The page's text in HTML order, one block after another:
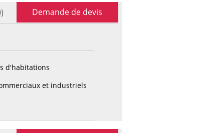
Demande de devis
d'habitations
et industriels